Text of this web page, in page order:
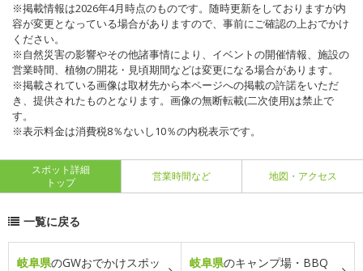
※掲載情報は2026年4月時点のものです。随時更新をしておりますが内
容が変更となっている場合がありますので、事前にご確認の上おでかけ
ください。
※自然災害の影響やその他諸事情により、イベントの開催情報、施設の
営業時間、植物の開花・見頃期間などは変更になる場合があります。
※掲載されている画像は取材先から本ページへの掲載の許諾をいただ
き、提供されたものとなります。画像の無断転載(二次使用)は禁止で
す。
※表示料金は消費税8％ないし10％の内税表示です。
スポット詳細
トップ
営業時間など 地図・アクセス
一覧に戻る
岐阜県のGWおでかけスポッ
岐阜県のキャンプ場・BBQ